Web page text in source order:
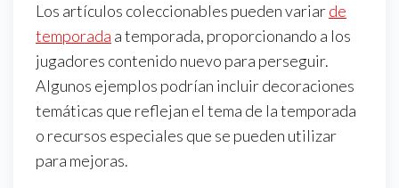
Los artículos coleccionables pueden variarde
temporada a temporada, proporcionando a los
jugadores contenido nuevo para perseguir.
Algunos ejemplos podrían incluir decoraciones
temáticas que reflejan el tema de la temporada
o recursos especiales que se pueden utilizar
para mejoras.